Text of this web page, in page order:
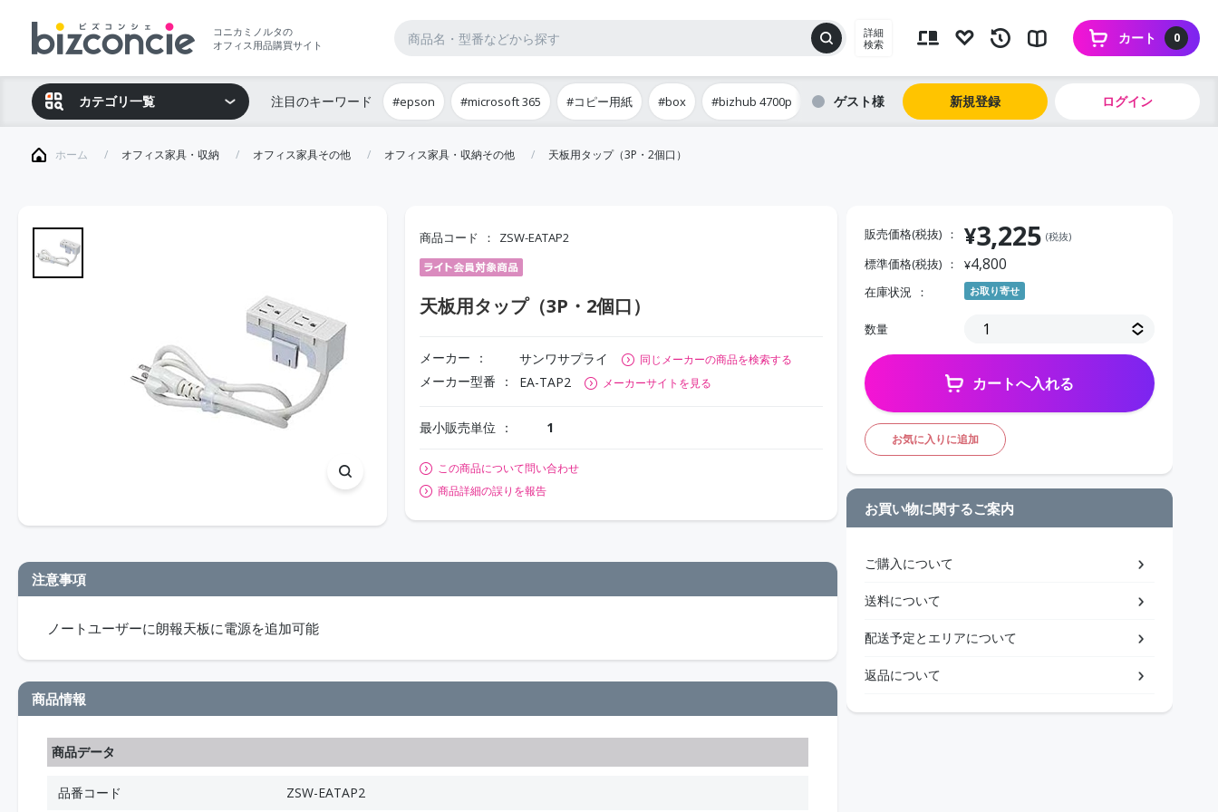
コニカミノルタの
オフィス用品購買サイト
詳細
検索
0
カート
カテゴリ一覧 注目のキーワード #epson #microsoft 365 #コピー用紙 #box #bizhub 4700p ゲスト 新規登録 ログイン
ホーム オフィス家具・収納 オフィス家具その他 オフィス家具・収納その他 天板用タップ（3P・2個口）
商品コード ZSW-EATAP2
天板用タップ（3P・2個口）
メーカー サンワサプライ 同じメーカーの商品を検索する
メーカー型番 EA-TAP2 メーカーサイトを見る
最小販売単位 1
この商品について問い合わせ
商品詳細の誤りを報告
注意事項
ノートユーザーに朗報天板に電源を追加可能
商品情報
商品データ
品番コード ZSW-EATAP2
販売価格(税抜) ¥3,225 (税抜)
標準価格(税抜) ¥4,800
在庫状況 お取り寄せ
数量
カートへ入れる
お気に入りに追加
お買い物に関するご案内
ご購入について
送料について
配送予定とエリアについて
返品について